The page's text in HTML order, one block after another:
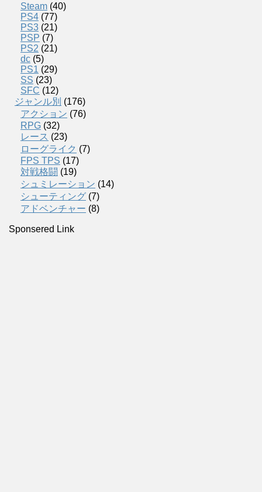
Steam (40)
PS4 (77)
PS3 (21)
PSP (7)
PS2 (21)
dc (5)
PS1 (29)
SS (23)
SFC (12)
ジャンル別 (176)
アクション (76)
RPG (32)
レース (23)
ローグライク (7)
FPS TPS (17)
対戦格闘 (19)
シュミレーション (14)
シューティング (7)
アドベンチャー (8)
Sponsered Link